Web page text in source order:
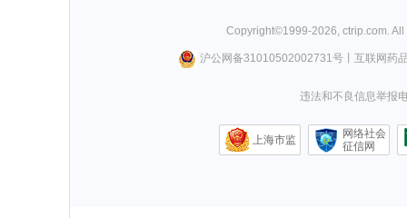
Copyright©1999-2026 ctrip.com .
沪公网备31010502002731号丨 互联网药
违法和不良信息举报
上海市监
网络社会
征信网